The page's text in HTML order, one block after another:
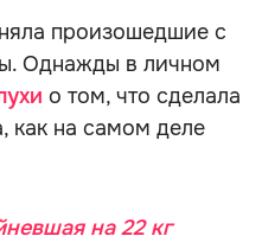
произошедшие с
Однажды в личном
о том, что сделала
как на самом деле
на 22 кг